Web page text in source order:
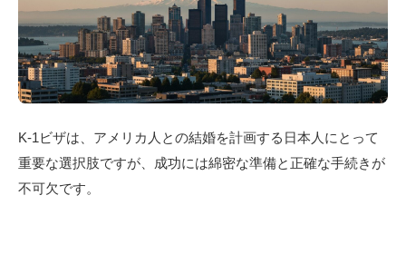
K-1ビザは、アメリカ人との結婚を計画する日本人にとって
重要な選択肢ですが、成功には綿密な準備と正確な手続きが
不可欠です。